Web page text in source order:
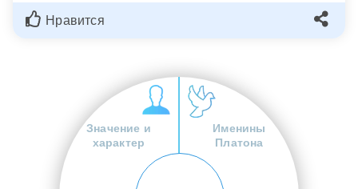
Нравится
Значение и
характер
Именины
Платона